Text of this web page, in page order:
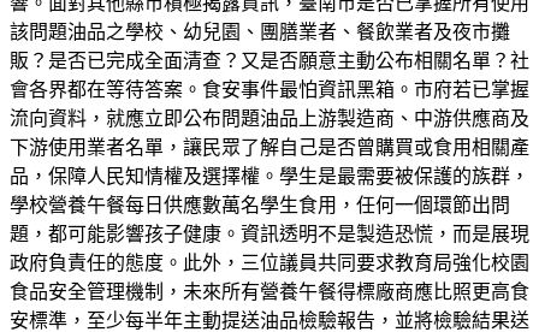
該問題油品之學校、幼兒園、團膳業者、餐飲業者及夜市攤
販？是否已完成全面清查？又是否願意主動公布相關名單？社
會各界都在等待答案。食安事件最怕資訊黑箱。市府若已掌握
流向資料，就應立即公布問題油品上游製造商、中游供應商及
下游使用業者名單，讓民眾了解自己是否曾購買或食用相關產
品，保障人民知情權及選擇權。學生是最需要被保護的族群，
學校營養午餐每日供應數萬名學生食用，任何一個環節出問
題，都可能影響孩子健康。資訊透明不是製造恐慌，而是展現
政府負責任的態度。此外，三位議員共同要求教育局強化校園
食品安全管理機制，未來所有營養午餐得標廠商應比照更高食
安標準，至少每半年主動提送油品檢驗報告，並將檢驗結果送